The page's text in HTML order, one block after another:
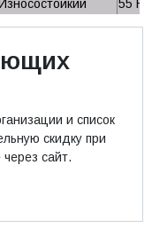
55
и список
скидку при
сайт.